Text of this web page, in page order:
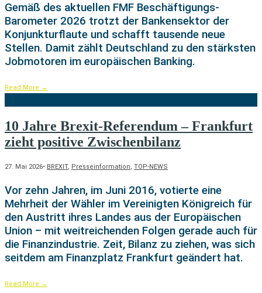
Gemäß des aktuellen FMF Beschäftigungs-
Barometer 2026 trotzt der Bankensektor der
Konjunkturflaute und schafft tausende neue
Stellen. Damit zählt Deutschland zu den stärksten
Jobmotoren im europäischen Banking.
Read More →
10 Jahre Brexit-Referendum – Frankfurt
zieht positive Zwischenbilanz
27. Mai 2026• BREXIT, Presseinformation, TOP-NEWS
Vor zehn Jahren, im Juni 2016, votierte eine
Mehrheit der Wähler im Vereinigten Königreich für
den Austritt ihres Landes aus der Europäischen
Union – mit weitreichenden Folgen gerade auch für
die Finanzindustrie. Zeit, Bilanz zu ziehen, was sich
seitdem am Finanzplatz Frankfurt geändert hat.
Read More →